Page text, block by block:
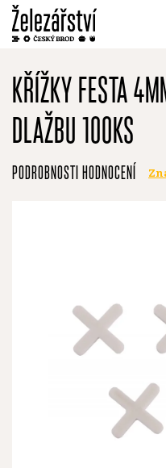
obsah
KŘÍŽKY FESTA
DLAŽBU 100KS
Průměrné
hodnocení
PODROBNOSTI HODNOCENÍ